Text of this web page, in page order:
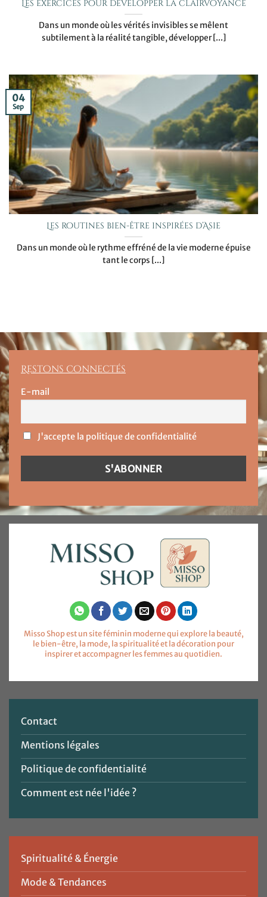
Les exercices pour développer la clairvoyance
Dans un monde où les vérités invisibles se mêlent
subtilement à la réalité tangible, développer [...]
Les routines bien-être inspirées d’Asie
Dans un monde où le rythme effréné de la vie moderne épuise
tant le corps [...]
04
Sep
Restons connectés
E-mail
J'accepte la politique de confidentialité
Misso Shop est un site féminin moderne qui explore la beauté,
le bien-être, la mode, la spiritualité et la décoration pour
inspirer et accompagner les femmes au quotidien.
Contact
Mentions légales
Politique de confidentialité
Comment est née l'idée ?
Spiritualité & Énergie
Mode & Tendances